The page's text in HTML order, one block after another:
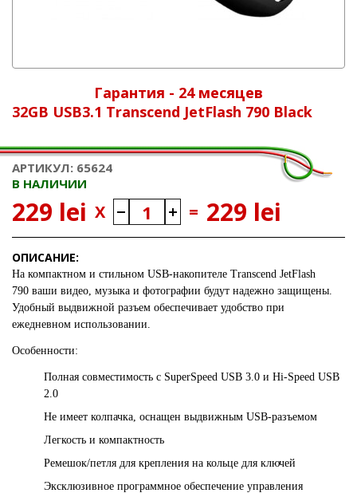
Гарантия - 24 месяцев
32GB USB3.1 Transcend JetFlash 790 Black
АРТИКУЛ: 65624
В НАЛИЧИИ
229 lei X = 229 lei
ОПИСАНИЕ:
На компактном и стильном USB-накопителе Transcend JetFlash
790 ваши видео, музыка и фотографии будут надежно защищены.
Удобный выдвижной разъем обеспечивает удобство при
ежедневном использовании.
Особенности:
Полная совместимость с SuperSpeed USB 3.0 и Hi-Speed USB
2.0
Не имеет колпачка, оснащен выдвижным USB-разъемом
Легкость и компактность
Ремешок/петля для крепления на кольце для ключей
Эксклюзивное программное обеспечение управления